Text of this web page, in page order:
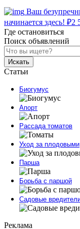
Ваш
начинается здесь! ₽2
Где остановиться
Поиск объявлений
Искать
Статьи
Биогумус
Апорт
Рассада томатов
Уход за плодовыми
Парша
Борьба с паршой
Садовые
Реклама